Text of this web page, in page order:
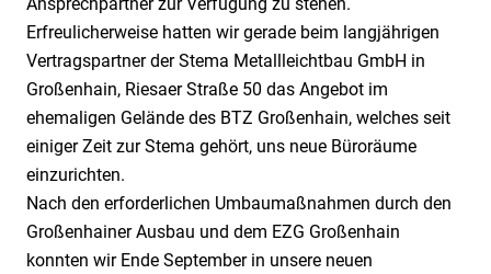
Facility Management
Erfreulicherweise hatten wir gerade beim langjährigen
Vertragspartner der Stema Metallleichtbau GmbH in
Großenhain, Riesaer Straße 50 das Angebot im
ehemaligen Gelände des BTZ Großenhain, welches seit
einiger Zeit zur Stema gehört, uns neue Büroräume
einzurichten.
Nach den erforderlichen Umbaumaßnahmen durch den
Großenhainer Ausbau und dem EZG Großenhain
konnten wir Ende September in unsere neuen